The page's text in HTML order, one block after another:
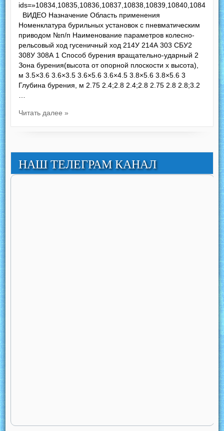
ВИДЕО Назначение Область применения
Номенклатура бурильных установок с пневматическим
приводом №п/п Наименование параметров колесно-
рельсовый ход гусеничный ход 214У 214А 303 СБУ2
308У 308А 1 Способ бурения вращательно-ударный 2
Зона бурения(высота от опорной плоскости х высота),
м 3.5×3.6 3.6×3.5 3.6×5.6 3.6×4.5 3.8×5.6 3.8×5.6 3
Глубина бурения, м 2.75 2.4;2.8 2.4;2.8 2.75 2.8 2.8;3.2
Читать далее »
НАШ ТЕЛЕГРАМ КАНАЛ